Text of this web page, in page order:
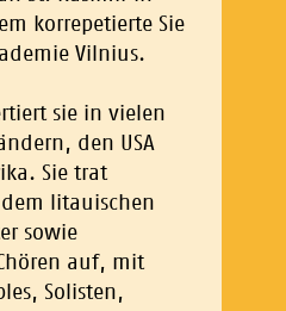
korrepetierte Sie
Vilnius.
sie in vielen
den USA
Sie trat
litauischen
sowie
auf, mit
Solisten,